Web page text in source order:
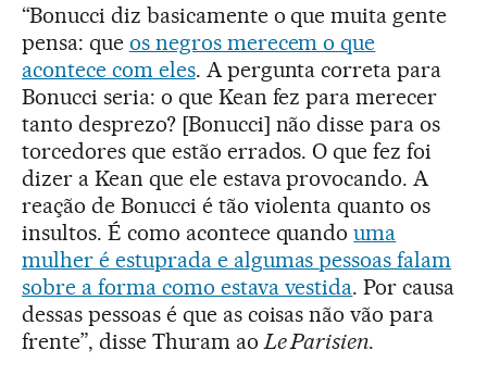
“Bonucci diz basicamente o que muita gente
pensa: que os negros merecem o que
acontece com eles. A pergunta correta para
Bonucci seria: o que Kean fez para merecer
tanto desprezo? [Bonucci] não disse para os
torcedores que estão errados. O que fez foi
dizer a Kean que ele estava provocando. A
reação de Bonucci é tão violenta quanto os
insultos. É como acontece quandouma
mulher é estuprada e algumas pessoas falam
sobre a forma como estava vestida. Por causa
dessas pessoas é que as coisas não vão para
frente”, disse Thuram ao Le Parisien.